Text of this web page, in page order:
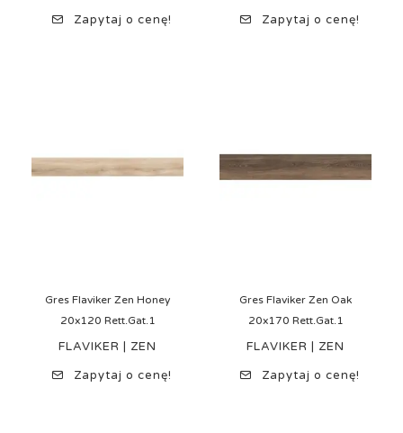
Zapytaj o cenę! Zapytaj o cenę!
Gres Flaviker Zen Honey
20x120 Rett.Gat.1
FLAVIKER | ZEN
Zapytaj o cenę!
Gres Flaviker Zen Oak
20x170 Rett.Gat.1
FLAVIKER | ZEN
Zapytaj o cenę!